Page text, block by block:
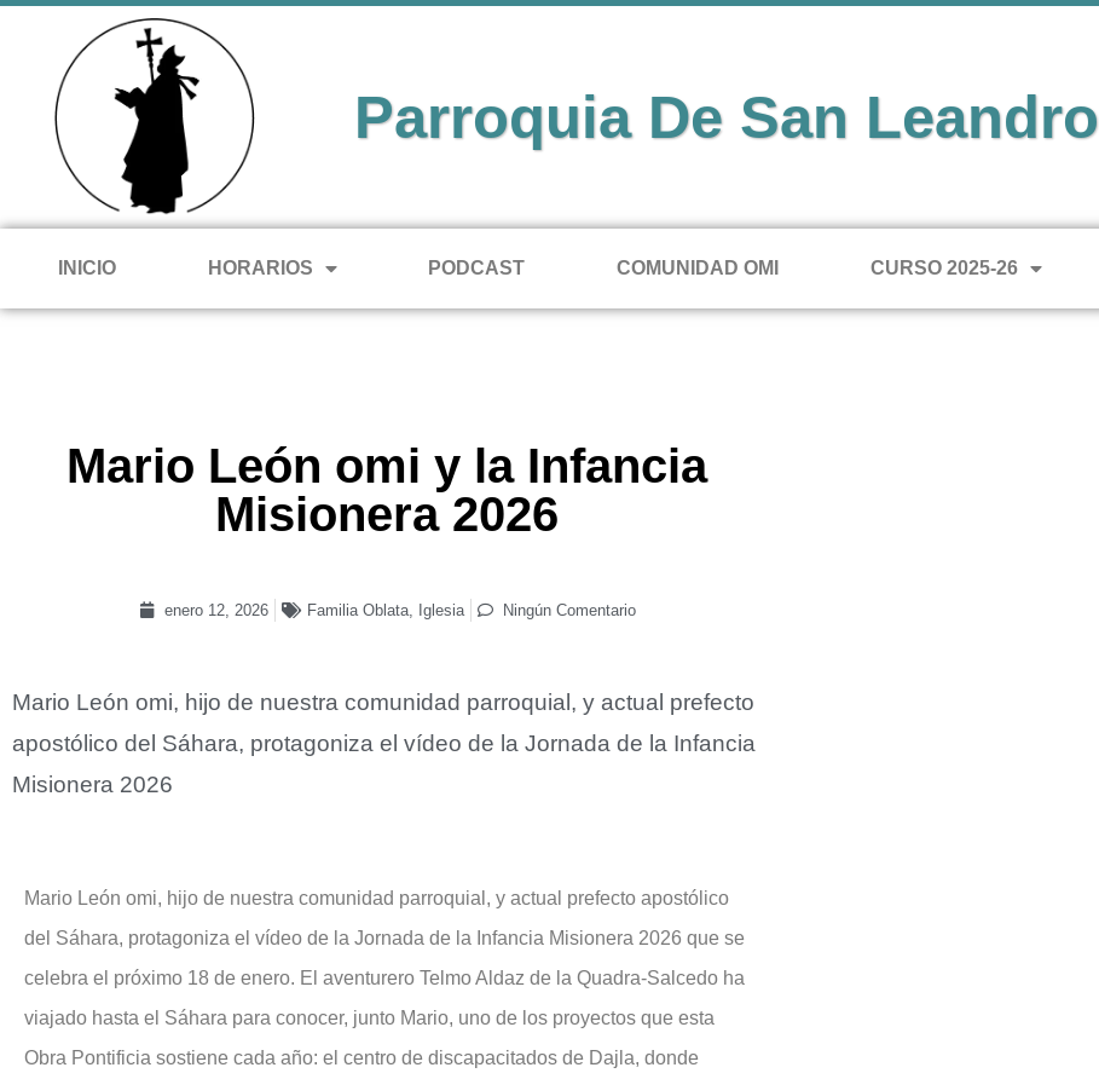
Parroquia De San Leandro
INICIO HORARIOS PODCAST COMUNIDAD OMI CURSO 2025-26
Mario León omi y la Infancia
Misionera 2026
enero 12, 2026 Familia Oblata, Iglesia Ningún Comentario
Mario León omi, hijo de nuestra comunidad parroquial, y actual prefecto
apostólico del Sáhara, protagoniza el vídeo de la Jornada de la Infancia
Misionera 2026
Mario León omi, hijo de nuestra comunidad parroquial, y actual prefecto apostólico
del Sáhara, protagoniza el vídeo de la Jornada de la Infancia Misionera 2026 que se
celebra el próximo 18 de enero. El aventurero Telmo Aldaz de la Quadra-Salcedo ha
viajado hasta el Sáhara para conocer, junto Mario, uno de los proyectos que esta
Obra Pontificia sostiene cada año: el centro de discapacitados de Dajla, donde